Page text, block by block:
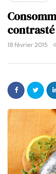
contrasté
18 février 2015